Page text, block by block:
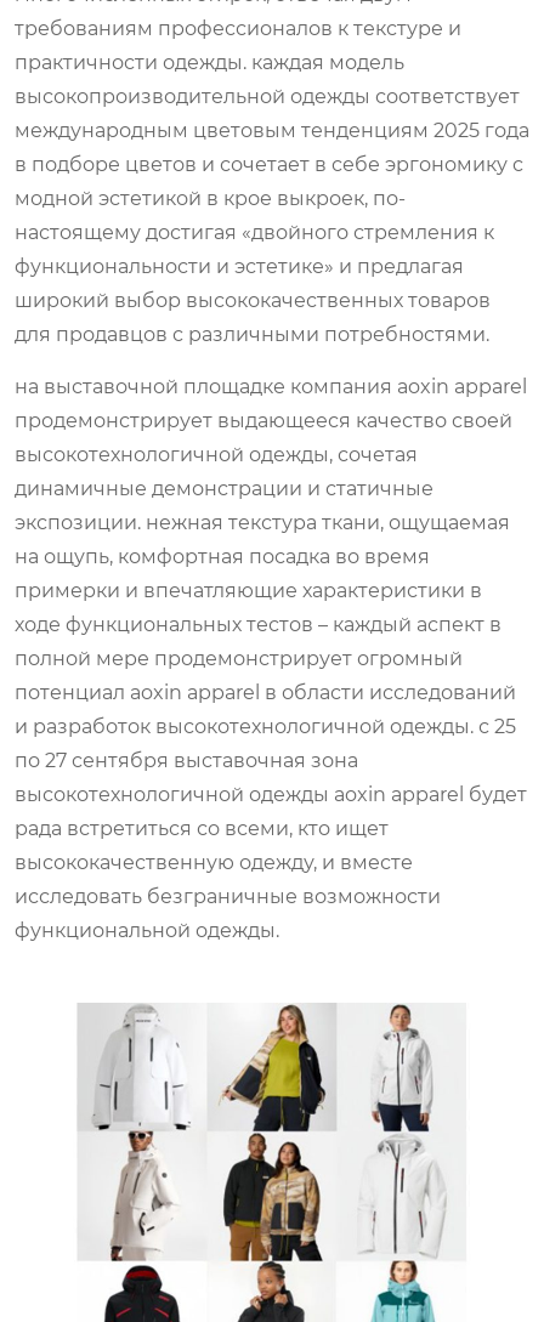
требованиям профессионалов к текстуре и
практичности одежды. каждая модель
высокопроизводительной одежды соответствует
международным цветовым тенденциям 2025 года
в подборе цветов и сочетает в себе эргономику с
модной эстетикой в ​​крое выкроек, по-
настоящему достигая «двойного стремления к
функциональности и эстетике» и предлагая
широкий выбор высококачественных товаров
для продавцов с различными потребностями.
на выставочной площадке компания aoxin apparel
продемонстрирует выдающееся качество своей
высокотехнологичной одежды, сочетая
динамичные демонстрации и статичные
экспозиции. нежная текстура ткани, ощущаемая
на ощупь, комфортная посадка во время
примерки и впечатляющие характеристики в
ходе функциональных тестов – каждый аспект в
полной мере продемонстрирует огромный
потенциал aoxin apparel в области исследований
и разработок высокотехнологичной одежды. с 25
по 27 сентября выставочная зона
высокотехнологичной одежды aoxin apparel будет
рада встретиться со всеми, кто ищет
высококачественную одежду, и вместе
исследовать безграничные возможности
функциональной одежды.